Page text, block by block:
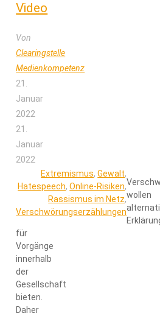
Video
Von
Clearingstelle
Medienkompetenz
21.
Januar
2022
21.
Januar
2022
Extremismus,Gewalt,
Hatespeech,Online-Risiken,
Rassismus im Netz,
Verschwörungserzählungen
wollen
für
Vorgänge
innerhalb
der
Gesellschaft
bieten.
Daher